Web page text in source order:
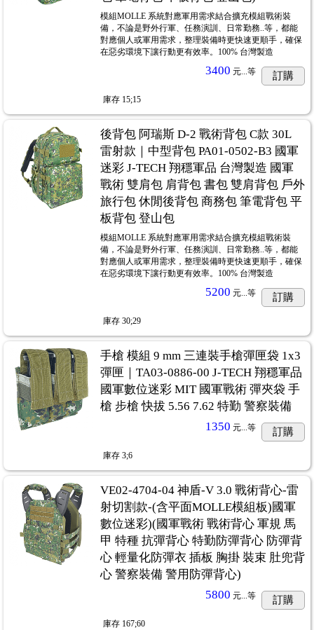
模組MOLLE 系統對應軍用需求結合擴充模組戰術裝
備，不論是野外行軍、任務演訓、日常勤務..等，都能
對應個人或軍用需求，整理裝備時更快速更順手，確保
在惡劣環境下讓行動更有效率。100% 台灣製造
3400 元... 等 訂購
庫存 15;15
後背包 阿瑞斯 D-2 戰術背包 C款 30L
雷射款｜中型背包 PA01-0502-B3 國軍
迷彩 J-TECH 翔穩軍品 台灣製造 國軍
戰術 雙肩包 肩背包 書包 雙肩背包 戶外
旅行包 休閒後背包 商務包 筆電背包 平
板背包 登山包
模組MOLLE 系統對應軍用需求結合擴充模組戰術裝
備，不論是野外行軍、任務演訓、日常勤務..等，都能
對應個人或軍用需求，整理裝備時更快速更順手，確保
在惡劣環境下讓行動更有效率。100% 台灣製造
5200 元... 等 訂購
庫存 30;29
手槍 模組 9 mm 三連裝手槍彈匣袋 1x3
彈匣｜TA03-0886-00 J-TECH 翔穩軍品
國軍數位迷彩 MIT 國軍戰術 彈夾袋 手
槍 步槍 快拔 5.56 7.62 特勤 警察裝備
1350 元... 等 訂購
庫存 3;6
VE02-4704-04 神盾-V 3.0 戰術背心-雷
射切割款-(含平面MOLLE模組板)國軍
數位迷彩)(國軍戰術 戰術背心 軍規 馬
甲 特種 抗彈背心 特勤防彈背心 防彈背
心 輕量化防彈衣 插板 胸掛 裝束 肚兜背
心 警察裝備 警用防彈背心)
5800 元... 等 訂購
庫存 167;60